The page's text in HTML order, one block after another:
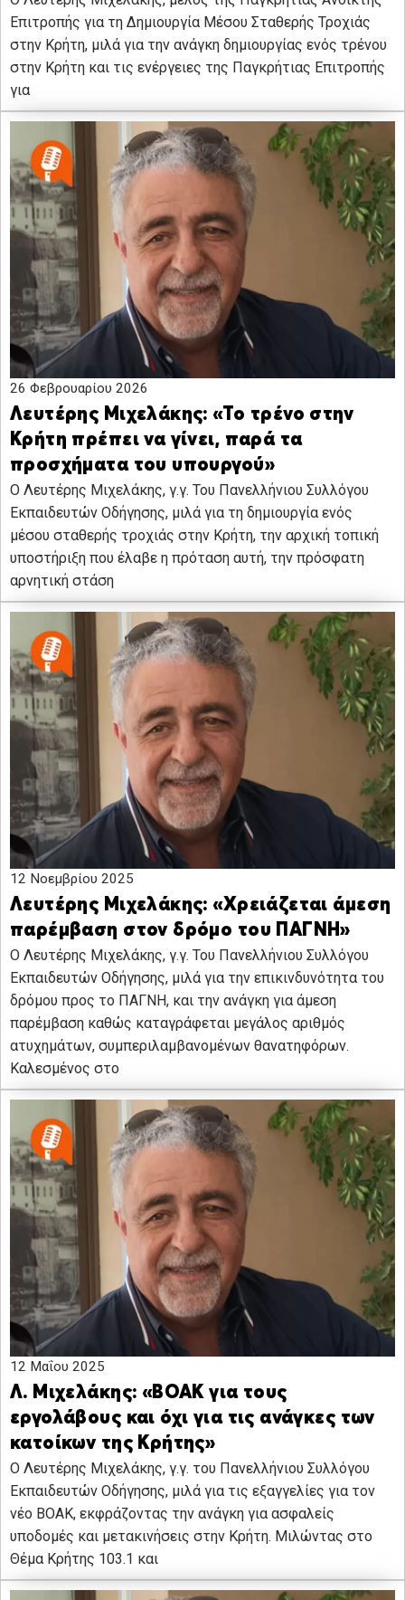
Επιτροπής για τη Δημιουργία Μέσου Σταθερής Τροχιάς
στην Κρήτη, μιλά για την ανάγκη δημιουργίας ενός τρένου
στην Κρήτη και τις ενέργειες της Παγκρήτιας Επιτροπής
για
26 Φεβρουαρίου 2026
Λευτέρης Μιχελάκης: «Το τρένο στην
Κρήτη πρέπει να γίνει, παρά τα
προσχήματα του υπουργού»
Ο Λευτέρης Μιχελάκης, γ.γ. Του Πανελλήνιου Συλλόγου
Εκπαιδευτών Οδήγησης, μιλά για τη δημιουργία ενός
μέσου σταθερής τροχιάς στην Κρήτη, την αρχική τοπική
υποστήριξη που έλαβε η πρόταση αυτή, την πρόσφατη
αρνητική στάση
12 Νοεμβρίου 2025
Λευτέρης Μιχελάκης: «Χρειάζεται άμεση
παρέμβαση στον δρόμο του ΠΑΓΝΗ»
Ο Λευτέρης Μιχελάκης, γ.γ. Του Πανελλήνιου Συλλόγου
Εκπαιδευτών Οδήγησης, μιλά για την επικινδυνότητα του
δρόμου προς το ΠΑΓΝΗ, και την ανάγκη για άμεση
παρέμβαση καθώς καταγράφεται μεγάλος αριθμός
ατυχημάτων, συμπεριλαμβανομένων θανατηφόρων.
Καλεσμένος στο
12 Μαΐου 2025
Λ. Μιχελάκης: «ΒΟΑΚ για τους
εργολάβους και όχι για τις ανάγκες των
κατοίκων της Κρήτης»
Ο Λευτέρης Μιχελάκης, γ.γ. του Πανελλήνιου Συλλόγου
Εκπαιδευτών Οδήγησης, μιλά για τις εξαγγελίες για τον
νέο ΒΟΑΚ, εκφράζοντας την ανάγκη για ασφαλείς
υποδομές και μετακινήσεις στην Κρήτη. Μιλώντας στο
Θέμα Κρήτης 103.1 και